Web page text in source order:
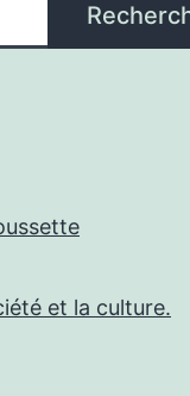
et la culture.